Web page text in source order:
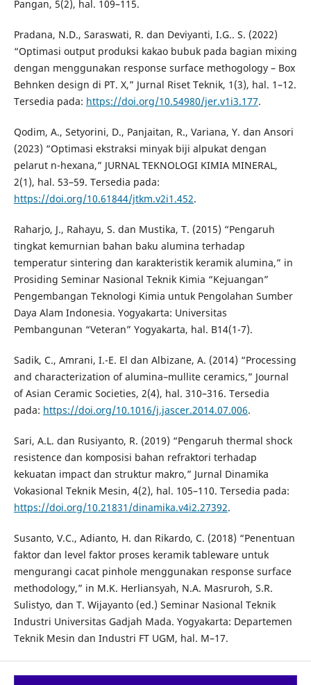
Pangan, 5(2), hal. 109–115.
Pradana, N.D., Saraswati, R. dan Deviyanti, I.G.. S. (2022)
“Optimasi output produksi kakao bubuk pada bagian mixing
dengan menggunakan response surface methogology – Box
Behnken design di PT. X,” Jurnal Riset Teknik, 1(3), hal. 1–12.
Tersedia pada: https://doi.org/10.54980/jer.v1i3.177.
Qodim, A., Setyorini, D., Panjaitan, R., Variana, Y. dan Ansori
(2023) “Optimasi ekstraksi minyak biji alpukat dengan
pelarut n-hexana,” JURNAL TEKNOLOGI KIMIA MINERAL,
2(1), hal. 53–59. Tersedia pada:
https://doi.org/10.61844/jtkm.v2i1.452.
Raharjo, J., Rahayu, S. dan Mustika, T. (2015) “Pengaruh
tingkat kemurnian bahan baku alumina terhadap
temperatur sintering dan karakteristik keramik alumina,” in
Prosiding Seminar Nasional Teknik Kimia “Kejuangan”
Pengembangan Teknologi Kimia untuk Pengolahan Sumber
Daya Alam Indonesia. Yogyakarta: Universitas
Pembangunan “Veteran” Yogyakarta, hal. B14(1-7).
Sadik, C., Amrani, I.-E. El dan Albizane, A. (2014) “Processing
and characterization of alumina–mullite ceramics,” Journal
of Asian Ceramic Societies, 2(4), hal. 310–316. Tersedia
pada: https://doi.org/10.1016/j.jascer.2014.07.006.
Sari, A.L. dan Rusiyanto, R. (2019) “Pengaruh thermal shock
resistence dan komposisi bahan refraktori terhadap
kekuatan impact dan struktur makro,” Jurnal Dinamika
Vokasional Teknik Mesin, 4(2), hal. 105–110. Tersedia pada:
https://doi.org/10.21831/dinamika.v4i2.27392.
Susanto, V.C., Adianto, H. dan Rikardo, C. (2018) “Penentuan
faktor dan level faktor proses keramik tableware untuk
mengurangi cacat pinhole menggunakan response surface
methodology,” in M.K. Herliansyah, N.A. Masruroh, S.R.
Sulistyo, dan T. Wijayanto (ed.) Seminar Nasional Teknik
Industri Universitas Gadjah Mada. Yogyakarta: Departemen
Teknik Mesin dan Industri FT UGM, hal. M–17.